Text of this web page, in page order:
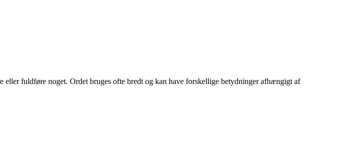
fuldføre noget. Ordet bruges ofte bredt og kan have forskellige betydninger afhængigt af